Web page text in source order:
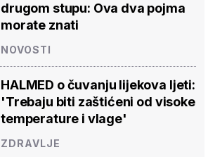
drugom stupu: Ova dva pojma
morate znati
NOVOSTI
HALMED o čuvanju lijekova ljeti:
'Trebaju biti zaštićeni od visoke
temperature i vlage'
ZDRAVLJE